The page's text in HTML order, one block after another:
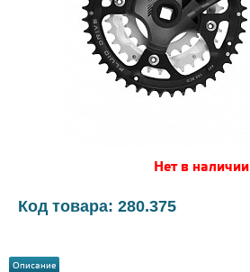
Нет в наличии
Код товара: 280.375
Описание